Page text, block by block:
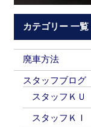
カテゴリー 一覧
廃車方法
スタッフブログ
スタッフＫＵ
スタッフＫＩ